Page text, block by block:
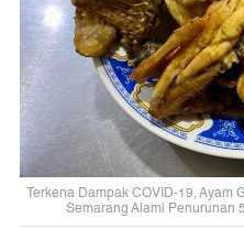
Terkena Dampak COVID-19, Ayam
Semarang Alami Penurunan